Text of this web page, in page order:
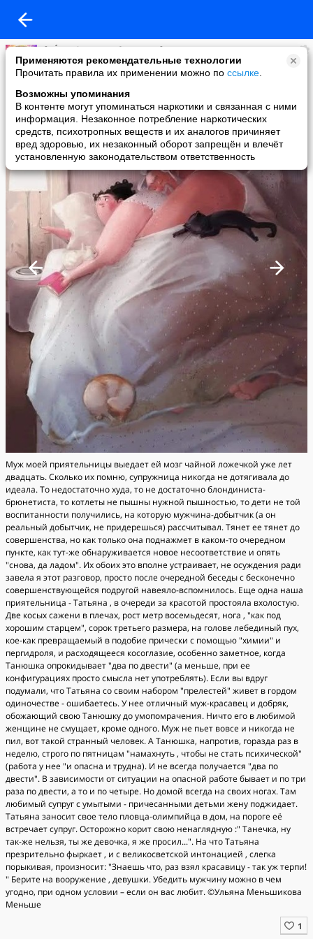
Применяются рекомендательные технологии
Прочитать правила их применении можно по ссылке
Возможны упоминания
В контенте могут упоминаться наркотики и связанная с ними
информация. Незаконное потребление наркотических
средств, психотропных веществ и их аналогов причиняет
вред здоровью, их незаконный оборот запрещён и влечёт
установленную законодательством ответственность
🌸 Ḿεҗдẏ нαмน дεᏰочҝαмน 🌸
added a photo
08 May в 23:36
Муж моей приятельницы выедает ей мозг чайной ложечкой уже лет
двадцать. Сколько их помню, супружница никогда не дотягивала до
идеала. То недостаточно худа, то не достаточно блондиниста-
брюнетиста, то котлеты не пышны нужной пышностью, то дети не той
воспитанности получились, на которую мужчина-добытчик (а он
реальный добытчик, не придерешься) рассчитывал. Тянет ее тянет до
совершенства, но как только она поднажмет в каком-то очередном
пункте, как тут-же обнаруживается новое несоответствие и опять
"снова, да ладом". Их обоих это вполне устраивает, не осуждения ради
завела я этот разговор, просто после очередной беседы с бесконечно
совершенствующейся подругой навеяло-вспомнилось. Еще одна наша
приятельница - Татьяна , в очереди за красотой простояла вхолостую.
Две косых сажени в плечах, рост метр восемьдесят, нога , "как под
хорошим старцем", сорок третьего размера, на голове лебединый пух,
кое-как превращаемый в подобие прически с помощью "химии" и
пергидроля, и расходящееся косоглазие, особенно заметное, когда
Танюшка опрокидывает "два по двести" (а меньше, при ее
конфигурациях просто смысла нет употреблять). Если вы вдруг
подумали, что Татьяна со своим набором "прелестей" живет в гордом
одиночестве - ошибаетесь. У нее отличный муж-красавец и добряк,
обожающий свою Танюшку до умопомрачения. Ничто его в любимой
женщине не смущает, кроме одного. Муж не пьет вовсе и никогда не
пил, вот такой странный человек. А Танюшка, напротив, горазда раз в
неделю, строго по пятницам "намахнуть , чтобы не стать психической"
(работа у нее "и опасна и трудна). И не всегда получается "два по
двести". В зависимости от ситуации на опасной работе бывает и по три
раза по двести, а то и по четыре. Но домой всегда на своих ногах. Там
любимый супруг с умытыми - причесанными детьми жену поджидает.
Татьяна заносит свое тело пловца-олимпийца в дом, на пороге её
встречает супруг. Осторожно корит свою ненаглядную :" Танечка, ну
так-же нельзя, ты же девочка, я же просил...". На что Татьяна
презрительно фыркает , и с великосветской интонацией , слегка
порыкивая, произносит: "Знаешь что, раз взял красавицу - так уж терпи!
" Берите на вооружение , девушки. Убедить мужчину можно в чем
угодно, при одном условии – если он вас любит. ©Ульяна Меньшикова
Меньше